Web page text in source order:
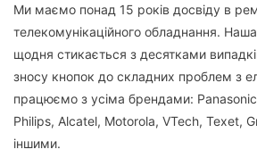
Ми маємо понад 15 років досвіду в
телекомунікаційного обладнання.
щодня стикається з десятками
зносу кнопок до складних проблем з
працюємо з усіма брендами:
Philips, Alcatel, Motorola, VTech, Texet,
іншими.